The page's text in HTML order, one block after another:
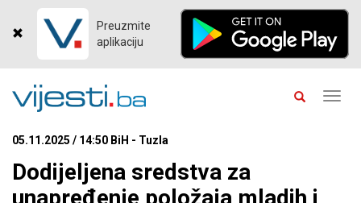
Preuzmite
aplikaciju
05.11.2025 / 14:50 BiH - Tuzla
Dodijeljena sredstva za
unapređenje položaja mladih i